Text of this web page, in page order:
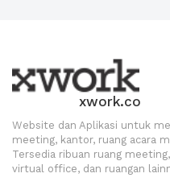
xwork.co
Website dan Aplikasi untuk
meeting, kantor, ruang acara
Tersedia ribuan ruang
virtual office, dan ruangan